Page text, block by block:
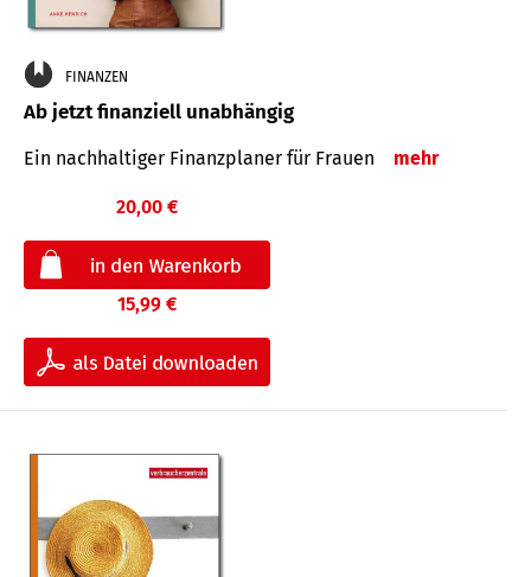
FINANZEN
Ab jetzt finanziell unabhängig
Ein nachhaltiger Finanzplaner für Frauen mehr
20,00 €
15,99 €